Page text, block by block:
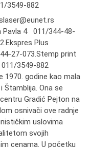
3549-882
Pavla 4 011/344-48-
Plus
27-073.Stemp print
3549-882
1970. godine kao mala
Štamblija. Ona se
Gradić Pejton na
osnivači ove radnje
uslovima
svojih
cenama. U početku